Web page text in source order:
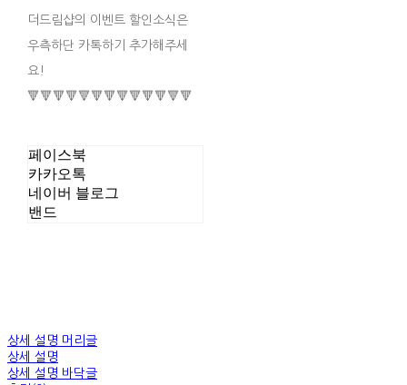
더드림샵의 이벤트 할인소식은
우측하단 카톡하기 추가해주세
요!
🔻🔻🔻🔻🔻🔻🔻🔻🔻🔻🔻🔻🔻
페이스북
카카오톡
네이버 블로그
밴드
상세 설명 머리글
상세 설명
상세 설명 바닥글